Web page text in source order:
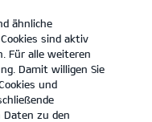
KONTAKT
ähnliche
sind aktiv
Für alle weiteren
Damit willigen Sie
und
Daten zu den